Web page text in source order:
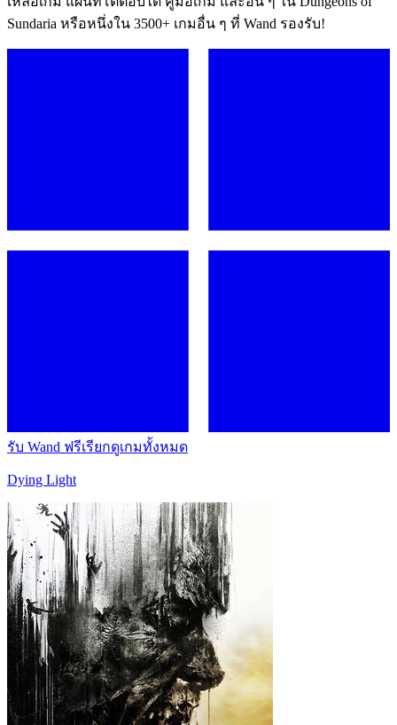
Sundaria หรือหนึ่งใน 3500+ เกมอื่น ๆ ที่ Wand รองรับ!
รับ Wand ฟรีเรียกดูเกมทั้งหมด
Dying Light